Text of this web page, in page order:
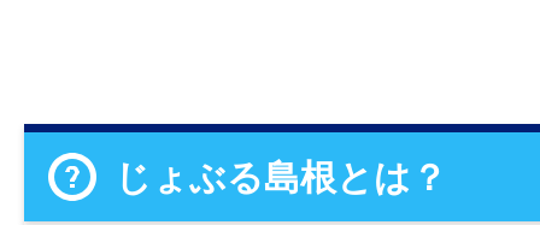
じょぶる島根とは？